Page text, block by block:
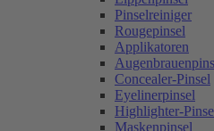
Pinselreiniger
Rougepinsel
Applikatoren
Concealer-Pinsel
Eyelinerpinsel
Highlighter-
Maskenpinsel